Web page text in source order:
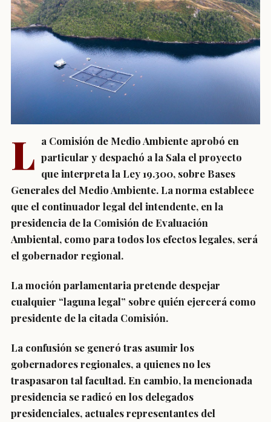
L a Comisión de Medio Ambiente aprobó en
particular y despachó a la Sala el proyecto
que interpreta la Ley 19.300, sobre Bases
Generales del Medio Ambiente. La norma establece
que el continuador legal del intendente, en la
presidencia de la Comisión de Evaluación
Ambiental, como para todos los efectos legales, será
el gobernador regional.
La moción parlamentaria pretende despejar
cualquier “laguna legal” sobre quién ejercerá como
presidente de la citada Comisión.
La confusión se generó tras asumir los
gobernadores regionales, a quienes no les
traspasaron tal facultad. En cambio, la mencionada
presidencia se radicó en los delegados
presidenciales, actuales representantes del